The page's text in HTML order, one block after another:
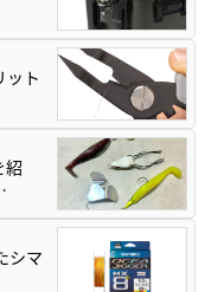
ット
紹
シマ